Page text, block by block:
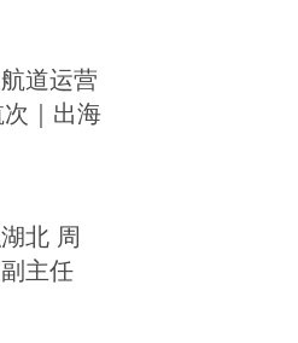
道运营
｜出海
北 周
主任